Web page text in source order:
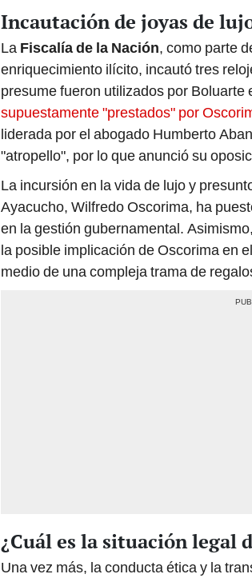
Incautación de joyas de
La Fiscalía de la Nación, como parte
enriquecimiento ilícito, incautó tres
presume fueron utilizados por Boluarte
supuestamente "prestados" por
liderada por el abogado Humberto
"atropello", por lo que anunció su
La incursión en la vida de lujo y
Ayacucho, Wilfredo Oscorima, ha
en la gestión gubernamental.
la posible implicación de Oscorima en
medio de una compleja trama de
¿Cuál es la situación legal
Una vez más, la conducta ética y la